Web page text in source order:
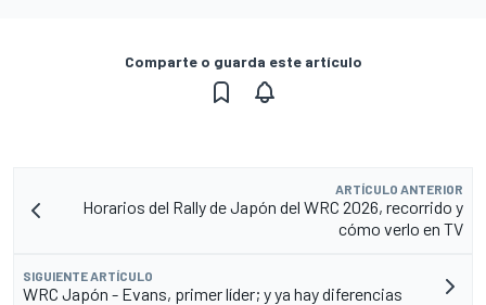
Comparte o guarda este artículo
ARTÍCULO ANTERIOR
Horarios del Rally de Japón del WRC 2026, recorrido y
cómo verlo en TV
SIGUIENTE ARTÍCULO
WRC Japón - Evans, primer líder; y ya hay diferencias